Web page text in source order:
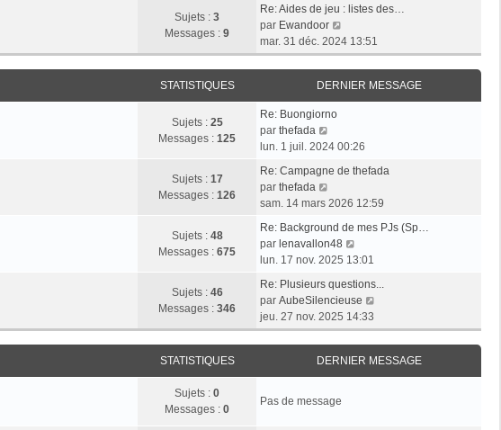
s
g
e
i
e
r
e
s
g
d
e
r
n
i
e
r
m
s
s
g
r
l
e
e
e
m
s
s
a
g
Sujets : 3
Messages : 9
Re: Aides de jeu : listes des…
par Ewandoor
o
i
r
l
e
r
n
e
m
e
s
s
a
g
e
mar. 31 déc. 2024 13:51
STATISTIQUES DERNIER MESSAGE
Sujets : 25
Messages : 125
Re: Buongiorno
par thefada
o
r
e
d
e
r
i
e
r
e
a
lun. 1 juil. 2024 00:26
Sujets : 17
Messages : 126
Re: Campagne de thefada
par thefada
o
r
l
e
d
e
r
n
i
e
r
m
sam. 14 mars 2026 12:59
Sujets : 48
Messages : 675
Re: Background de mes PJs (Sp…
par lenavallon48
o
r
l
e
e
lun. 17 nov. 2025 13:01
Sujets : 46
Messages : 346
Re: Plusieurs questions...
par AubeSilencieuse
i
r
l
e
jeu. 27 nov. 2025 14:33
STATISTIQUES DERNIER MESSAGE
Sujets : 0
Messages : 0
Pas de message